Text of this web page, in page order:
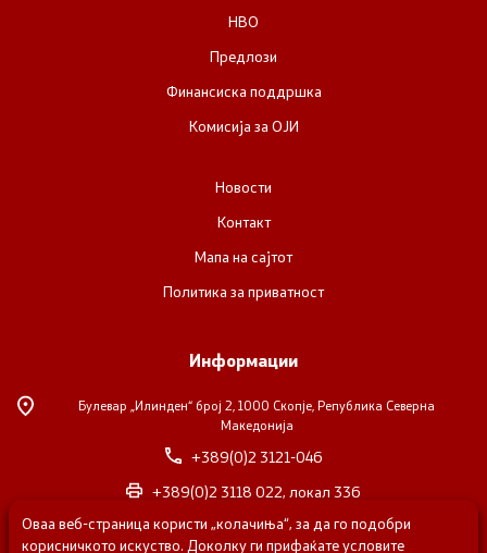
НВО
Предлози
Финансиска поддршка
Комисија за ОЈИ
Новости
Контакт
Мапа на сајтот
Политика за приватност
Информации
Булевар „Илинден“ број 2, 1000 Скопје, Република Северна
Македонија
+389(0)2 3121-046
+389(0)2 3118 022, локал 336
nvosorabotka@gs.gov.mk
Оваа веб-страница користи „колачиња“, за да го подобри
корисничкото искуство. Доколку ги прифаќате условите